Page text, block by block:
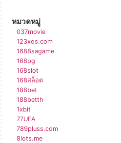
หมวดหมู่
037movie
123xos.com
1688sagame
168pg
168slot
168สล็อต
188bet
188betth
1xbit
77UFA
789pluss.com
8lots.me